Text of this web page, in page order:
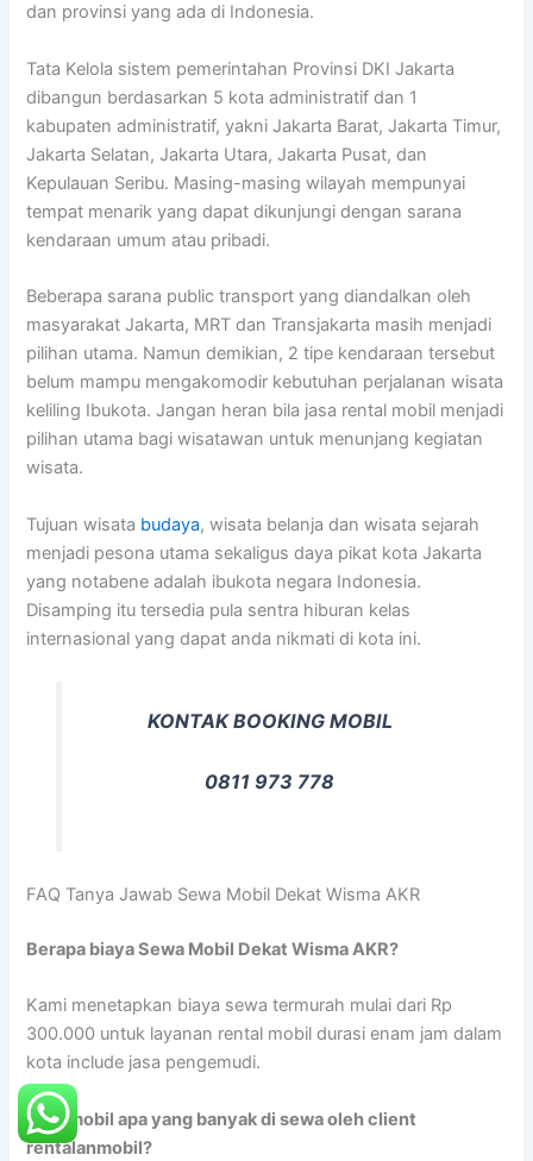
dan provinsi yang ada di Indonesia.
Tata Kelola sistem pemerintahan Provinsi DKI Jakarta
dibangun berdasarkan 5 kota administratif dan 1
kabupaten administratif, yakni Jakarta Barat, Jakarta Timur,
Jakarta Selatan, Jakarta Utara, Jakarta Pusat, dan
Kepulauan Seribu. Masing-masing wilayah mempunyai
tempat menarik yang dapat dikunjungi dengan sarana
kendaraan umum atau pribadi.
Beberapa sarana public transport yang diandalkan oleh
masyarakat Jakarta, MRT dan Transjakarta masih menjadi
pilihan utama. Namun demikian, 2 tipe kendaraan tersebut
belum mampu mengakomodir kebutuhan perjalanan wisata
keliling Ibukota. Jangan heran bila jasa rental mobil menjadi
pilihan utama bagi wisatawan untuk menunjang kegiatan
wisata.
Tujuan wisata budaya, wisata belanja dan wisata sejarah
menjadi pesona utama sekaligus daya pikat kota Jakarta
yang notabene adalah ibukota negara Indonesia.
Disamping itu tersedia pula sentra hiburan kelas
internasional yang dapat anda nikmati di kota ini.
KONTAK BOOKING MOBIL
0811 973 778
FAQ Tanya Jawab Sewa Mobil Dekat Wisma AKR
Berapa biaya Sewa Mobil Dekat Wisma AKR?
Kami menetapkan biaya sewa termurah mulai dari Rp
300.000 untuk layanan rental mobil durasi enam jam dalam
kota include jasa pengemudi.
Tipe mobil apa yang banyak di sewa oleh client
rentalanmobil?